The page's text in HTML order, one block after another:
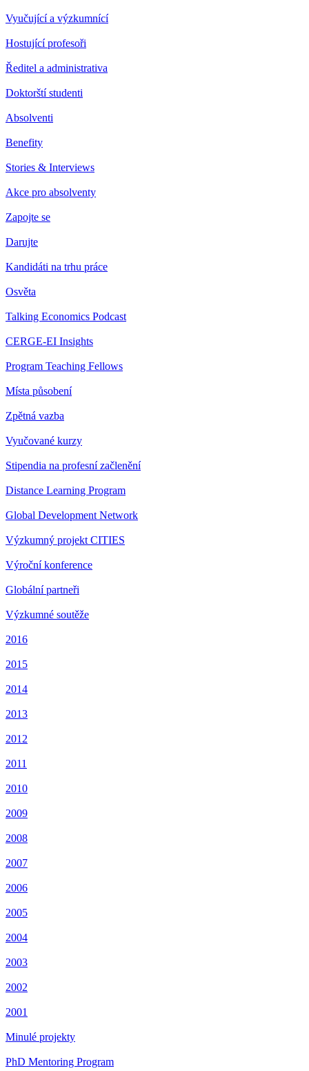
Vyučující a výzkumnící
Hostující profesoři
Ředitel a administrativa
Doktorští studenti
Absolventi
Benefity
Stories & Interviews
Akce pro absolventy
Zapojte se
Darujte
Kandidáti na trhu práce
Osvěta
Talking Economics Podcast
CERGE-EI Insights
Program Teaching Fellows
Místa působení
Zpětná vazba
Vyučované kurzy
Stipendia na profesní začlenění
Distance Learning Program
Global Development Network
Výzkumný projekt CITIES
Výroční konference
Globální partneři
Výzkumné soutěže
2016
2015
2014
2013
2012
2011
2010
2009
2008
2007
2006
2005
2004
2003
2002
2001
Minulé projekty
PhD Mentoring Program